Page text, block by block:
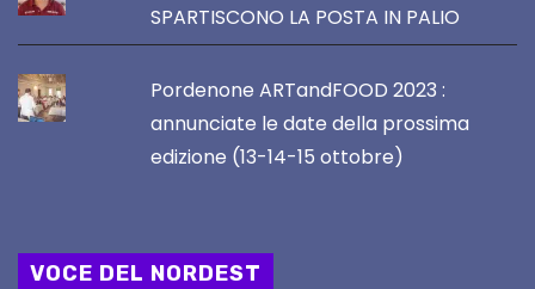
SPARTISCONO LA POSTA IN PALIO
Pordenone ARTandFOOD 2023 :
annunciate le date della prossima
edizione (13-14-15 ottobre)
VOCE DEL NORDEST